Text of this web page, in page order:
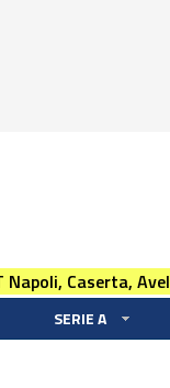
Caserta,
SERIE A